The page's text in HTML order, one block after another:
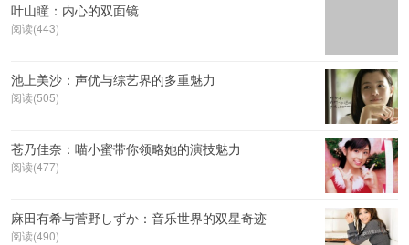
叶山瞳：内心的双面镜
阅读(443)
池上美沙：声优与综艺界的多重魅力
阅读(505)
苍乃佳奈：喵小蜜带你领略她的演技魅力
阅读(477)
麻田有希与菅野しずか：音乐世界的双星奇迹
阅读(490)